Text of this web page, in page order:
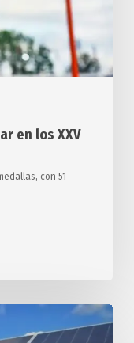
en los XXV
con 51